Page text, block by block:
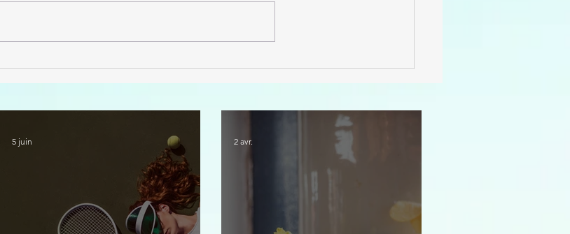
3ème édition
du challenge
Movember:
5 juin 2 avr.